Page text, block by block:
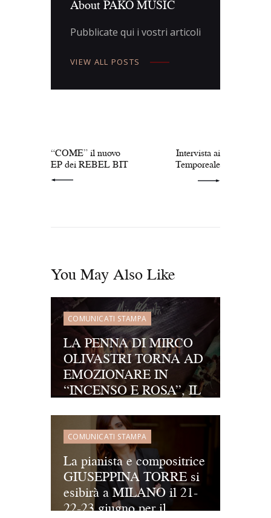
About PAKO MUSIC
Pubblicate qui i vostri articoli
VIEW ALL POSTS
“COME” il nuovo
EP dei REBEL BIT
Intervista ai
Temporeale
You May Also Like
COMUNICATI STAMPA
LA PENNA DI MIRCO
OLIVASTRI TORNA AD
EMOZIONARE IN
“INCENSO E ROSA”, IL
CHE AFFRONTA LA
DELICATA TEMATICA
DELLA PERDITA
COMUNICATI STAMPA
La pianista e compositrice
GIUSEPPINA TORRE si
esibirà a MILANO il 21-
22-23 giugno per il